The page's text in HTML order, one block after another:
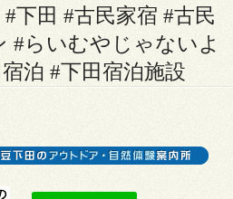
#下田 #古民家宿 #古民
#らいむやじゃないよ
泊 #下田宿泊施設